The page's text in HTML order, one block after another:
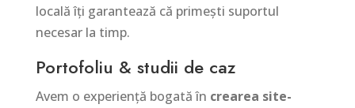
locală îți garantează că primești suportul
necesar la timp.
Portofoliu & studii de caz
Avem o experiență bogată în crearea site-